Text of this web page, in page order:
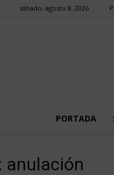
sábado, agosto 8, 2026
PORTADA
anulación